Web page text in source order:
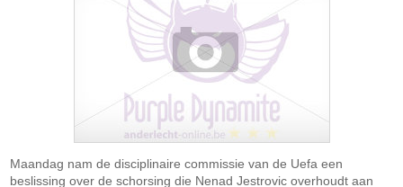
Maandag nam de disciplinaire commissie van de Uefa een
beslissing over de schorsing die Nenad Jestrovic overhoudt aan